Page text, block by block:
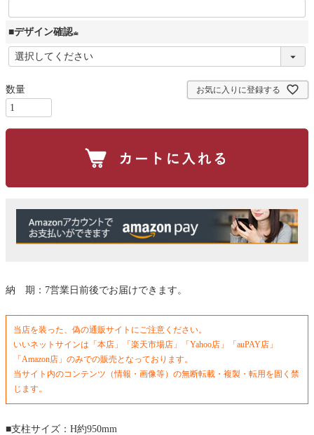
必
)
■デザイン確認
(
お気に入りに登録する
納 期：7営業日前後でお届けできます。
当店を装った、偽の通販サイトにご注意ください。
いいネットサインは「本店」「楽天市場店」「Yahoo店」「auPAY店」
「Amazon店」のみでの販売となっております。
当サイト内のコンテンツ（情報・画像等）の無断転載・複製・転用を固く禁
じます。
■支柱サイズ：H約950mm